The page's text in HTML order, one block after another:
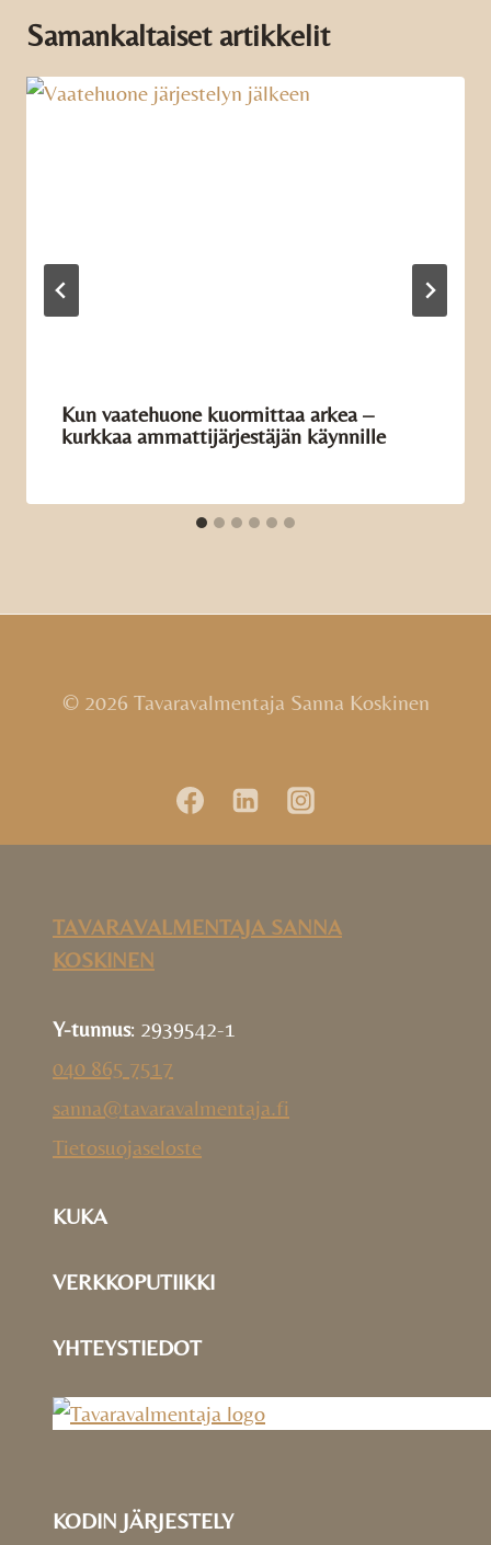
Samankaltaiset artikkelit
Kun vaatehuone kuormittaa arkea –
kurkkaa ammatti­järjestäjän käynnille
© 2026 Tavaravalmentaja Sanna Koskinen
TAVARAVALMENTAJA SANNA
KOSKINEN
Y-tunnus: 2939542-1
040 865 7517
sanna@tavaravalmentaja.fi
Tietosuojaseloste
KUKA
VERKKOPUTIIKKI
YHTEYSTIEDOT
KODIN JÄRJESTELY